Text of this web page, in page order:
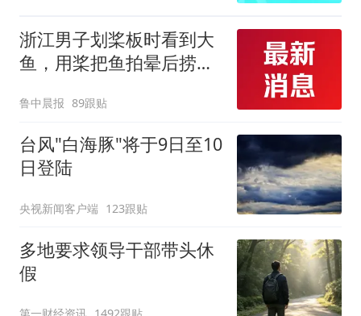
浙江男子划桨板时看到大
鱼，用桨把鱼拍晕后捞
两，做成红烧辣子鱼块，
味道很好
鲁中晨报 89跟贴
台风"白海豚"将于9日至10
日登陆
央视新闻客户端 123跟贴
多地要求领导干部带头休
假